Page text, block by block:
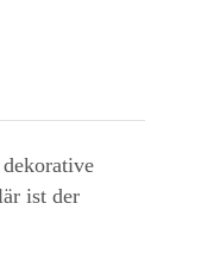
ist der